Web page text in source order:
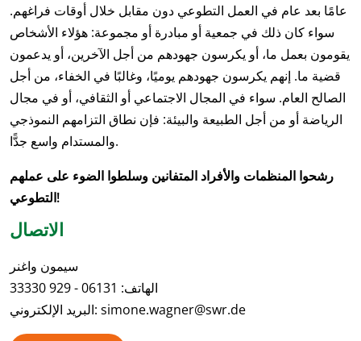
عامًا بعد عام في العمل التطوعي دون مقابل خلال أوقات فراغهم.
سواء كان ذلك في جمعية أو مبادرة أو مجموعة: هؤلاء الأشخاص
يقومون بعمل ما، أو يكرسون جهودهم من أجل الآخرين، أو يدعمون
قضية ما. إنهم يكرسون جهودهم يوميًا، وغالبًا في الخفاء، من أجل
الصالح العام. سواء في المجال الاجتماعي أو الثقافي، أو في مجال
الرياضة أو من أجل الطبيعة والبيئة: فإن نطاق التزامهم النموذجي
والمستدام واسع جدًّا.
رشحوا المنظمات والأفراد المتفانين وسلطوا الضوء على عملهم
التطوعي!
الاتصال
سيمون واغنر
الهاتف: 06131 - 929 33330
البريد الإلكتروني: simone.wagner@swr.de